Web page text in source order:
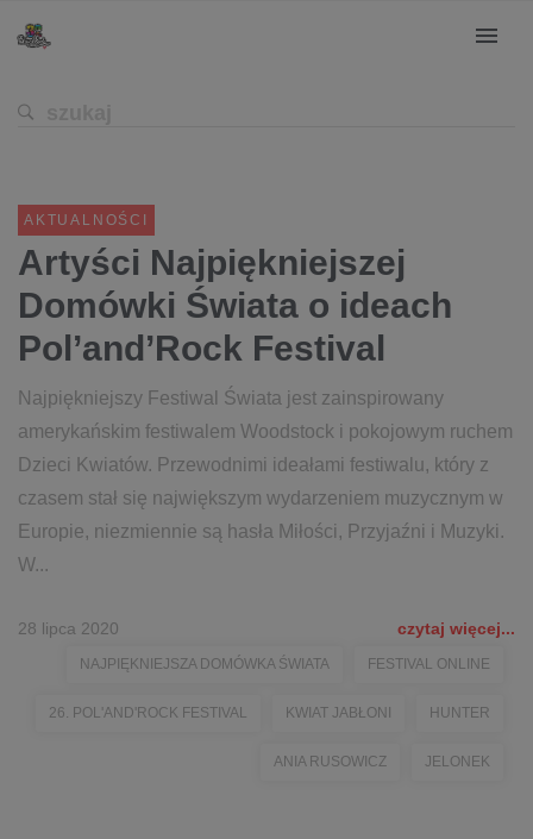
AKTUALNOŚCI
Artyści Najpiękniejszej
Domówki Świata o ideach
Pol’and’Rock Festival
Najpiękniejszy Festiwal Świata jest zainspirowany
amerykańskim festiwalem Woodstock i pokojowym ruchem
Dzieci Kwiatów. Przewodnimi ideałami festiwalu, który z
czasem stał się największym wydarzeniem muzycznym w
Europie, niezmiennie są hasła Miłości, Przyjaźni i Muzyki.
W...
28 lipca 2020 czytaj więcej...
NAJPIĘKNIEJSZA DOMÓWKA ŚWIATA FESTIVAL ONLINE
26. POL'AND'ROCK FESTIVAL KWIAT JABŁONI HUNTER
ANIA RUSOWICZ JELONEK